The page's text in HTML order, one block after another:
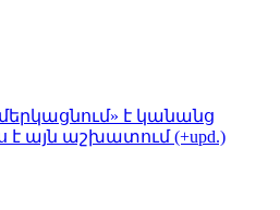
է կանանց
է այն աշխատում (+upd.)